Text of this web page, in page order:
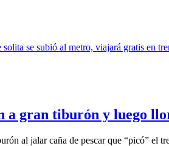
a gran tiburón y luego
al jalar caña de pescar que “picó” el